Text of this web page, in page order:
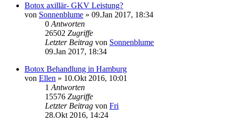
Botox axillär- GKV Leistung?
von Sonnenblume » 09.Jan 2017, 18:34
0 Antworten
26502 Zugriffe
Letzter Beitrag von Sonnenblume
09.Jan 2017, 18:34
Botox Behandlung in Hamburg
von Ellen » 10.Okt 2016, 10:01
1 Antworten
15576 Zugriffe
Letzter Beitrag von Fri
28.Okt 2016, 14:24